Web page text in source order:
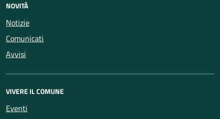
NOVITÀ
Notizie
Comunicati
Avvisi
VIVERE IL COMUNE
Eventi